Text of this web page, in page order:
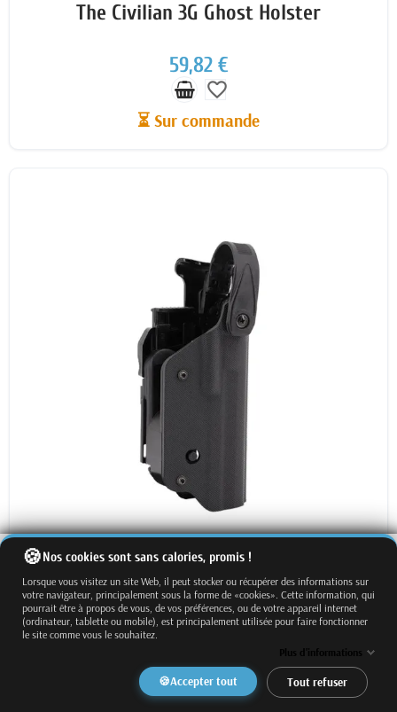
The Civilian 3G Ghost Holster
59,82 €
favorite_border
⏳ Sur commande
2 VARIANTES
GHOST 5.2 Tactical Holster + Rotation
Belt Module
Nos cookies sont sans calories, promis !
Lorsque vous visitez un site Web, il peut stocker ou récupérer des informations sur
votre navigateur, principalement sous la forme de «cookies». Cette information, qui
pourrait être à propos de vous, de vos préférences, ou de votre appareil internet
(ordinateur, tablette ou mobile), est principalement utilisée pour faire fonctionner
le site comme vous le souhaitez.
Plus d'informations
Accepter tout Tout refuser